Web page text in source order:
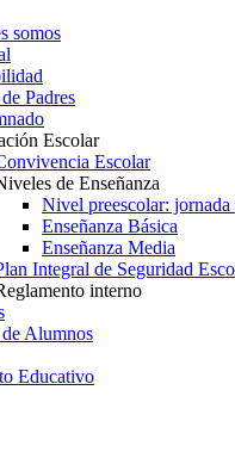
somos
Padres
Escolar
Escolar
de Enseñanza
Nivel preescolar: jornada
Enseñanza Básica
Enseñanza Media
Integral de Seguridad
interno
Alumnos
Educativo